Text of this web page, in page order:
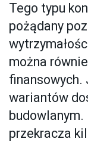
Tego typu
pożądany
można
finansowych.
wariantów
przekracza